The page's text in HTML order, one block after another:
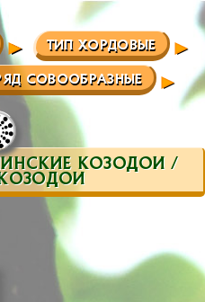
ТИП ХОРДОВЫЕ
СОВООБРАЗНЫЕ
КОЗОДОИ /